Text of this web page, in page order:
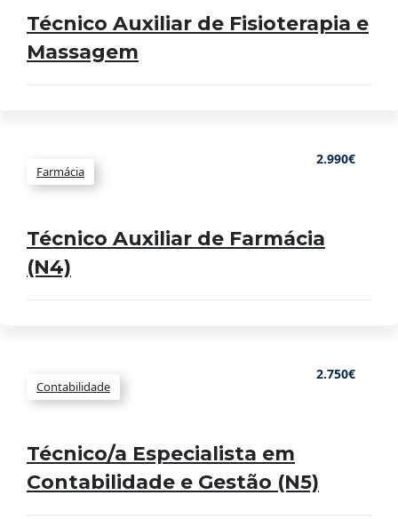
Técnico Auxiliar de Fisioterapia e
Massagem
Farmácia
2.990€
Técnico Auxiliar de Farmácia
(N4)
Contabilidade
2.750€
Técnico/a Especialista em
Contabilidade e Gestão (N5)